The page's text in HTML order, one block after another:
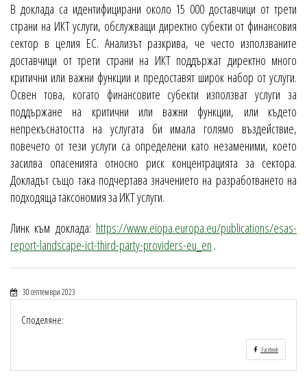
В доклада са идентифицирани около 15 000 доставчици от трети
страни на ИКТ услуги, обслужващи директно субекти от финансовия
сектор в целия ЕС. Анализът разкрива, че често използваните
доставчици от трети страни на ИКТ поддържат директно много
критични или важни функции и предоставят широк набор от услуги.
Освен това, когато финансовите субекти използват услуги за
поддържане на критични или важни функции, или където
непрекъснатостта на услугата би имала голямо въздействие,
повечето от тези услуги са определени като незаменими, което
засилва опасенията относно риск концентрацията за сектора.
Докладът също така подчертава значението на разработването на
подходяща таксономия за ИКТ услуги.
Линк към доклада: https://www.eiopa.europa.eu/publications/esas-
report-landscape-ict-third-party-providers-eu_en .
30 септември 2023
Споделяне:
Facebook